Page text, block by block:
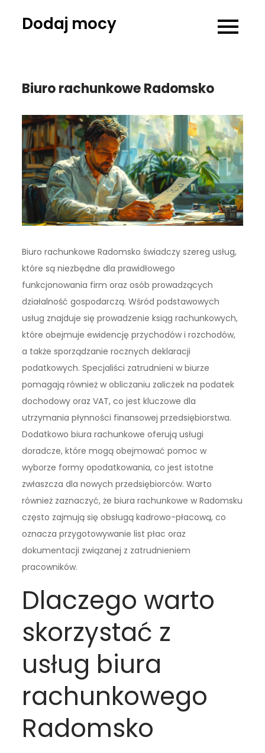
Dodaj mocy
Biuro rachunkowe Radomsko
Biuro rachunkowe Radomsko świadczy szereg usług,
które są niezbędne dla prawidłowego
funkcjonowania firm oraz osób prowadzących
działalność gospodarczą. Wśród podstawowych
usług znajduje się prowadzenie ksiąg rachunkowych,
które obejmuje ewidencję przychodów i rozchodów,
a także sporządzanie rocznych deklaracji
podatkowych. Specjaliści zatrudnieni w biurze
pomagają również w obliczaniu zaliczek na podatek
dochodowy oraz VAT, co jest kluczowe dla
utrzymania płynności finansowej przedsiębiorstwa.
Dodatkowo biura rachunkowe oferują usługi
doradcze, które mogą obejmować pomoc w
wyborze formy opodatkowania, co jest istotne
zwłaszcza dla nowych przedsiębiorców. Warto
również zaznaczyć, że biura rachunkowe w Radomsku
często zajmują się obsługą kadrowo-płacową, co
oznacza przygotowywanie list płac oraz
dokumentacji związanej z zatrudnieniem
pracowników.
Dlaczego warto
skorzystać z
usług biura
rachunkowego
Radomsko